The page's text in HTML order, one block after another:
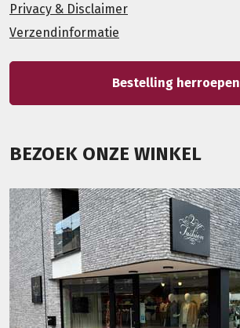
Privacy & Disclaimer
Verzendinformatie
Bestelling herroepen
BEZOEK ONZE WINKEL